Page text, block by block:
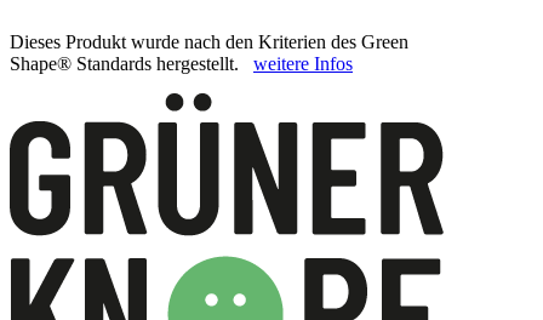
Dieses Produkt wurde nach den Kriterien des Green
Shape® Standards hergestellt. weitere Infos